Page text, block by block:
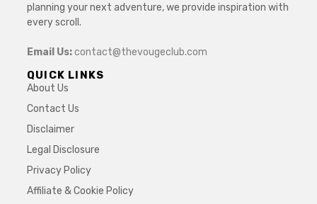
planning your next adventure, we provide inspiration with
every scroll.
Email Us:contact@thevougeclub.com
QUICK LINKS
About Us
Contact Us
Disclaimer
Legal Disclosure
Privacy Policy
Affiliate & Cookie Policy